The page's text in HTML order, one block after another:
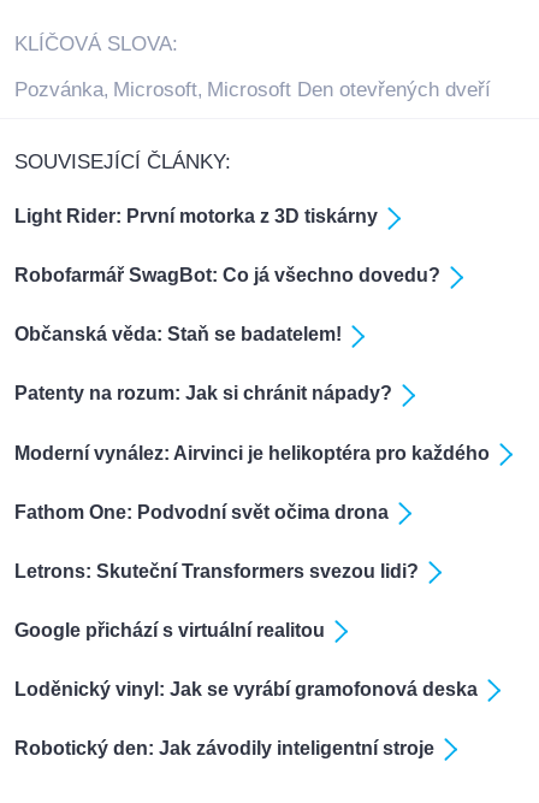
KLÍČOVÁ SLOVA:
Pozvánka, Microsoft, Microsoft Den otevřených dveří
SOUVISEJÍCÍ ČLÁNKY:
Light Rider: První motorka z 3D tiskárny
Robofarmář SwagBot: Co já všechno dovedu?
Občanská věda: Staň se badatelem!
Patenty na rozum: Jak si chránit nápady?
Moderní vynález: Airvinci je helikoptéra pro každého
Fathom One: Podvodní svět očima drona
Letrons: Skuteční Transformers svezou lidi?
Google přichází s virtuální realitou
Loděnický vinyl: Jak se vyrábí gramofonová deska
Robotický den: Jak závodily inteligentní stroje